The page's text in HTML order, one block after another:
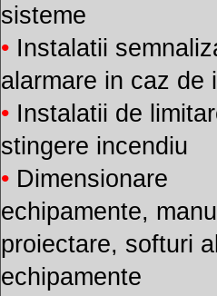
sisteme
• Instalatii
alarmare in caz de
• Instalatii de
stingere incendiu
• Dimensionare
echipamente,
proiectare, softuri
echipamente